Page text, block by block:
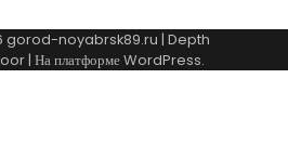
gorod-noyabrsk89.ru | Depth
| На платформеWordPress.